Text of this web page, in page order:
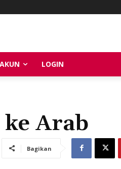
AKUN LOGIN
Arab
Bagikan